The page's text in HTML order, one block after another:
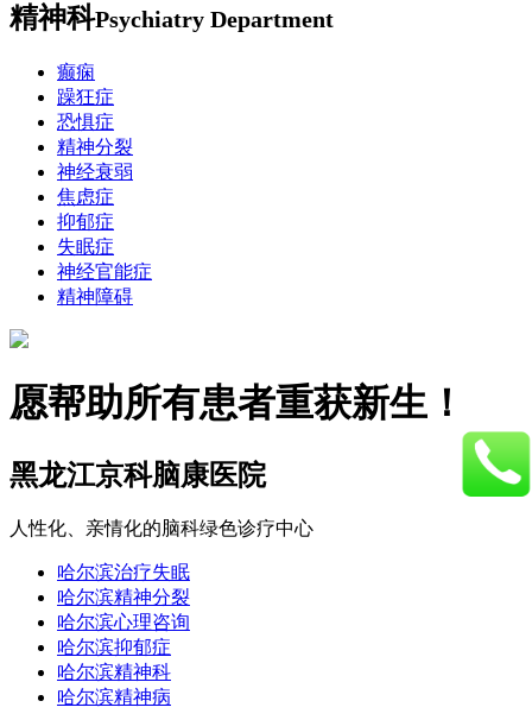
精神科Psychiatry Department
癫痫
躁狂症
恐惧症
精神分裂
神经衰弱
焦虑症
抑郁症
失眠症
神经官能症
精神障碍
愿帮助所有患者重获新生！
黑龙江京科脑康医院
人性化、亲情化的脑科绿色诊疗中心
哈尔滨治疗失眠
哈尔滨精神分裂
哈尔滨心理咨询
哈尔滨抑郁症
哈尔滨精神科
哈尔滨精神病